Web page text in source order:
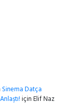
Sinema Datça
içinElif Naz